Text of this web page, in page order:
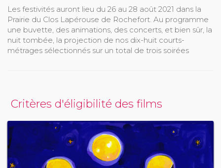
Les festivités auront lieu du 26 au 28 août 2021 dans la
Prairie du Clos Lapérouse de Rochefort. Au programme
une buvette, des animations, des concerts, et bien sûr, la
nuit tombée, la projection de nos dix-huit courts-
métrages sélectionnés sur un total de trois soirées
Critères d'éligibilité des films